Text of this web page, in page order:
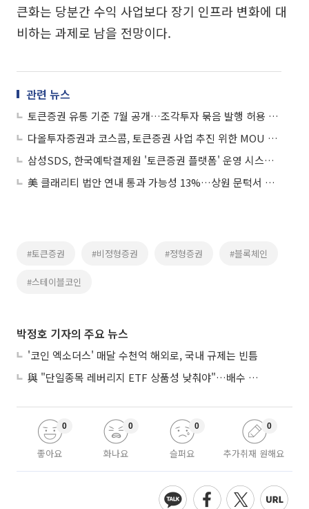
큰화는 당분간 수익 사업보다 장기 인프라 변화에 대
비하는 과제로 남을 전망이다.
관련 뉴스
토큰증권 유통 기준 7월 공개…조각투자 묶음 발행 허용 추진
다올투자증권과 코스콤, 토큰증권 사업 추진 위한 MOU 체결
삼성SDS, 한국예탁결제원 '토큰증권 플랫폼' 운영 시스템 구축한다
美 클래리티 법안 연내 통과 가능성 13%…상원 문턱서 제동
#토큰증권 #비정형증권 #정형증권 #블록체인
#스테이블코인
박정호 기자의 주요 뉴스
'코인 엑소더스' 매달 수천억 해외로, 국내 규제는 빈틈
與 "단일종목 레버리지 ETF 상품성 낮춰야"…배수 조정안도 거론
좋아요
0
화나요
0
슬퍼요
0
추가취재 원해요
0